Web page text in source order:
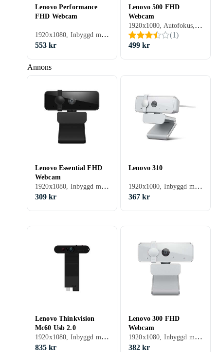
Annons
Lenovo Performance
FHD Webcam
1920x1080, Inbyggd mikrofon, Autofokus, Windows
553 kr
Lenovo 500 FHD
Webcam
1920x1080, Autofokus, Windows
(1)
499 kr
Lenovo Essential FHD
Webcam
1920x1080, Inbyggd mikrofon, Autofokus, Windows
309 kr
Lenovo 310
1920x1080, Inbyggd mikrofon, Autofokus
367 kr
Lenovo Thinkvision
Mc60 Usb 2.0
1920x1080, Inbyggd mikrofon, Autofokus
835 kr
Lenovo 300 FHD
Webcam
1920x1080, Inbyggd mikrofon, Autofokus, Windows
382 kr